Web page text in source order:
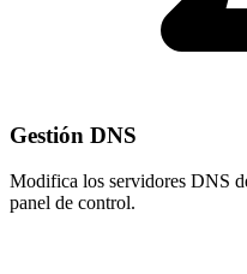
Gestión DNS
Modifica los servidores DNS
panel de control.